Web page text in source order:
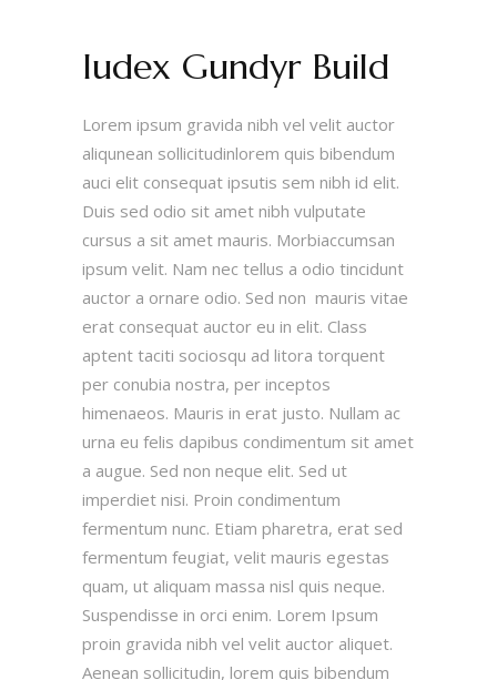
Iudex Gundyr Build
Lorem ipsum gravida nibh vel velit auctor
aliqunean sollicitudinlorem quis bibendum
auci elit consequat ipsutis sem nibh id elit.
Duis sed odio sit amet nibh vulputate
cursus a sit amet mauris. Morbiaccumsan
ipsum velit. Nam nec tellus a odio tincidunt
auctor a ornare odio. Sed non mauris vitae
erat consequat auctor eu in elit. Class
aptent taciti sociosqu ad litora torquent
per conubia nostra, per inceptos
himenaeos. Mauris in erat justo. Nullam ac
urna eu felis dapibus condimentum sit amet
a augue. Sed non neque elit. Sed ut
imperdiet nisi. Proin condimentum
fermentum nunc. Etiam pharetra, erat sed
fermentum feugiat, velit mauris egestas
quam, ut aliquam massa nisl quis neque.
Suspendisse in orci enim. Lorem Ipsum
proin gravida nibh vel velit auctor aliquet.
Aenean sollicitudin, lorem quis bibendum